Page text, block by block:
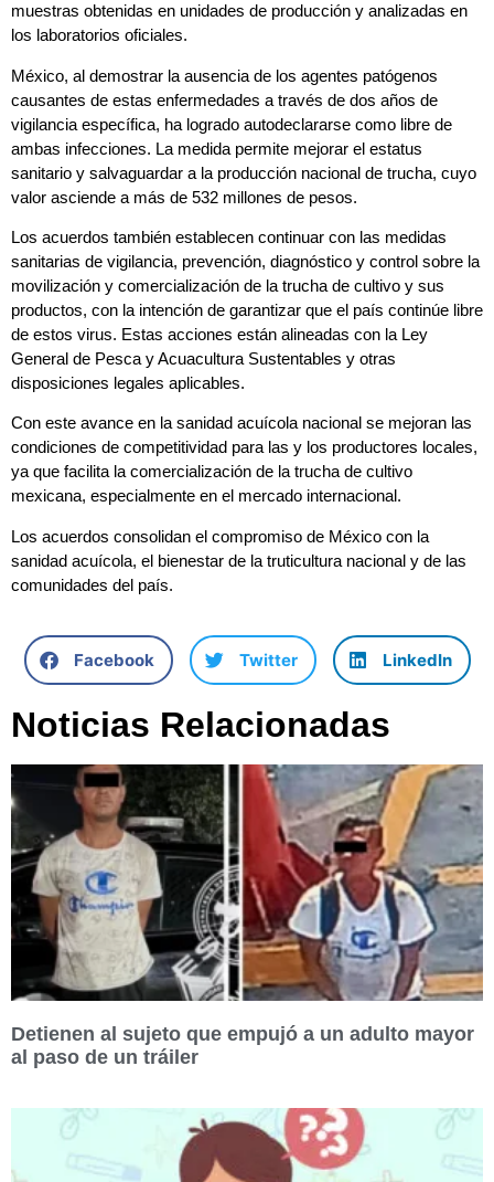
muestras obtenidas en unidades de producción y analizadas en
los laboratorios oficiales.
México, al demostrar la ausencia de los agentes patógenos
causantes de estas enfermedades a través de dos años de
vigilancia específica, ha logrado autodeclararse como libre de
ambas infecciones. La medida permite mejorar el estatus
sanitario y salvaguardar a la producción nacional de trucha, cuyo
valor asciende a más de 532 millones de pesos.
Los acuerdos también establecen continuar con las medidas
sanitarias de vigilancia, prevención, diagnóstico y control sobre la
movilización y comercialización de la trucha de cultivo y sus
productos, con la intención de garantizar que el país continúe libre
de estos virus. Estas acciones están alineadas con la Ley
General de Pesca y Acuacultura Sustentables y otras
disposiciones legales aplicables.
Con este avance en la sanidad acuícola nacional se mejoran las
condiciones de competitividad para las y los productores locales,
ya que facilita la comercialización de la trucha de cultivo
mexicana, especialmente en el mercado internacional.
Los acuerdos consolidan el compromiso de México con la
sanidad acuícola, el bienestar de la truticultura nacional y de las
comunidades del país.
Facebook Twitter LinkedIn
Noticias Relacionadas
Detienen al sujeto que empujó a un adulto mayor
al paso de un tráiler